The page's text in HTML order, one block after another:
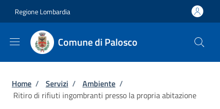
Regione Lombardia
Comune di Palosco
Briciole di pane
Home / Servizi / Ambiente /
Ritiro di rifiuti ingombranti presso la propria abitazione